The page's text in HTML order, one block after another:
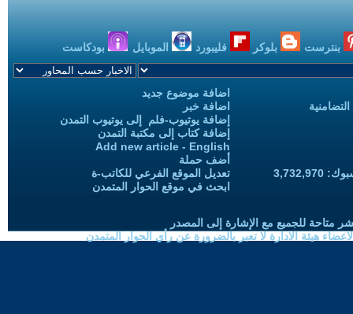
بنترست بلوكر فليبورد الموبايل بودكاست
اضافة موضوع جديد
اضافة خبر
إضافة يوتيوب-فلم إلى يوتيوب التمدن
إضافة كتاب إلى مكتبة التمدن
Add new article - English
أضف حملة
تعديل الموقع الفرعي للكاتب-ة
ابحث في موقع الحوار المتمدن
متاحة للجميع مع الإشارة إلى المصدر
هيئة الادارة لا تعبر بالضرورة عن رأي الحوار المتمدن